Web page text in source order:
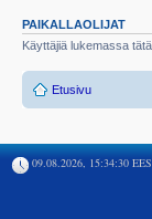
PAIKALLAOLIJAT
Käyttäjiä lukemassa
Etusivu
09.08.2026, 15:34:30